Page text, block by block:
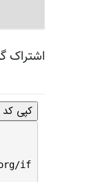
اشتراک
کپی
if